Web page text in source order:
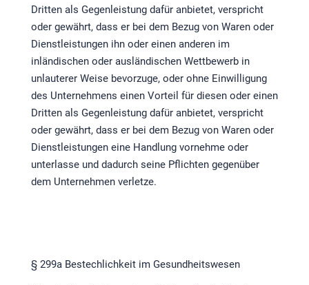
Dritten als Gegenleistung dafür anbietet, verspricht
oder gewährt, dass er bei dem Bezug von Waren oder
Dienstleistungen ihn oder einen anderen im
inländischen oder ausländischen Wettbewerb in
unlauterer Weise bevorzuge, oder ohne Einwilligung
des Unternehmens einen Vorteil für diesen oder einen
Dritten als Gegenleistung dafür anbietet, verspricht
oder gewährt, dass er bei dem Bezug von Waren oder
Dienstleistungen eine Handlung vornehme oder
unterlasse und dadurch seine Pflichten gegenüber
dem Unternehmen verletze.
§ 299a Bestechlichkeit im Gesundheitswesen